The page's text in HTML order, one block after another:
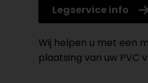
Legservice info
Wij helpen u met een
plaatsing van uw PVC